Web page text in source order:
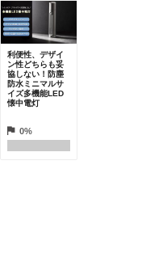
利便性、デザイ
ン性どちらも妥
協しない！防塵
防水ミニマルサ
イズ多機能LED
懐中電灯
0%